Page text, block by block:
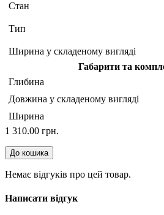
Стан
Тип
Ширина у складеному вигляді
Габарити та
Глибина
Довжина у складеному вигляді
Ширина
1 310.00 грн.
До кошика
Немає відгуків про цей товар.
Написати відгук